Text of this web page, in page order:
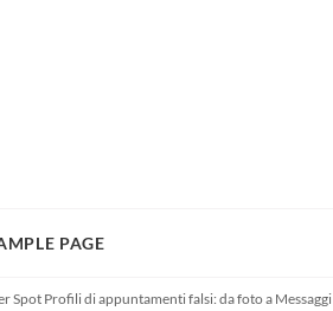
PAGE
Spot Profili di appuntamenti falsi: da foto a Messaggi